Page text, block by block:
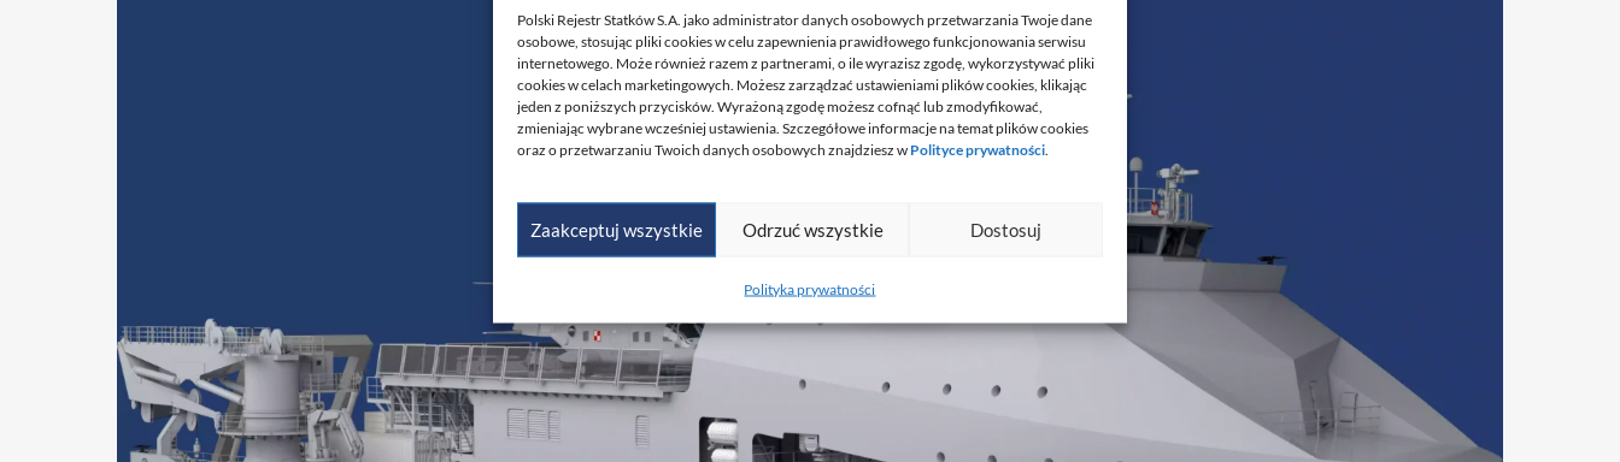
Polski Rejestr Statków S.A. jako administrator danych osobowych przetwarzania Twoje dane
osobowe, stosując pliki cookies w celu zapewnienia prawidłowego funkcjonowania serwisu
internetowego. Może również razem z partnerami, o ile wyrazisz zgodę, wykorzystywać pliki
cookies w celach marketingowych. Możesz zarządzać ustawieniami plików cookies, klikając
jeden z poniższych przycisków. Wyrażoną zgodę możesz cofnąć lub zmodyfikować,
zmieniając wybrane wcześniej ustawienia. Szczegółowe informacje na temat plików cookies
oraz o przetwarzaniu Twoich danych osobowych znajdziesz w Polityce prywatności
Zaakceptuj wszystkie Odrzuć wszystkie Dostosuj
Polityka prywatności